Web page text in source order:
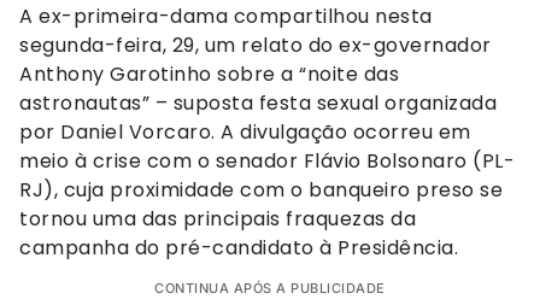
A ex-primeira-dama compartilhou nesta
segunda-feira, 29, um relato do ex-governador
Anthony Garotinho sobre a “noite das
astronautas” – suposta festa sexual organizada
por Daniel Vorcaro. A divulgação ocorreu em
meio à crise com o senador Flávio Bolsonaro (PL-
RJ), cuja proximidade com o banqueiro preso se
tornou uma das principais fraquezas da
campanha do pré-candidato à Presidência.
CONTINUA APÓS A PUBLICIDADE